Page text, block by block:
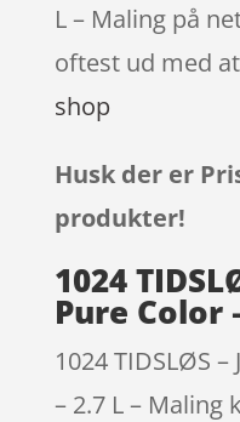
L – Maling på
oftest ud med
shop
Husk der er
produkter!
1024
Pure Color
1024 TIDSLØS
– 2.7 L – Maling